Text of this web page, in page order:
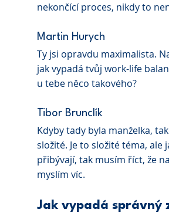
nekončící proces, nikdy to
Martin Hurych
Ty jsi opravdu maximalista.
jak vypadá tvůj work-life
u tebe něco takového?
Tibor Brunclík
Kdyby tady byla manželka,
složité. Je to složité téma, ale
přibývají, tak musím říct, že
myslím víc.
Jak vypadá správný